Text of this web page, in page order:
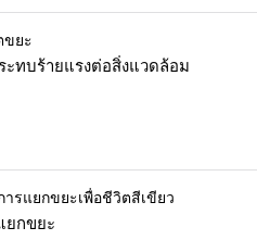
ขยะ
ะทบร้ายแรงต่อสิ่งแวดล้อม
ารแยกขยะเพื่อชีวิตสีเขียว
ยกขยะ